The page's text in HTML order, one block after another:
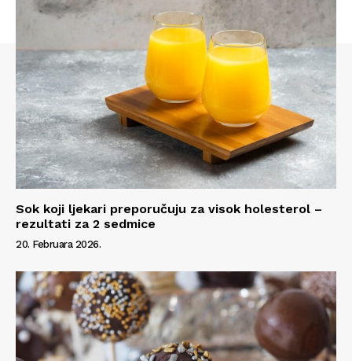
Info
O nama
Impressum
Sok koji ljekari preporučuju za visok holesterol –
rezultati za 2 sedmice
20. Februara 2026.